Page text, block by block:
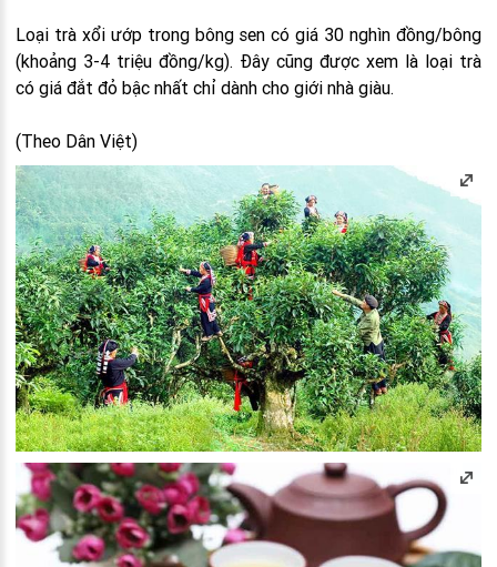
Loại trà xổi ướp trong bông sen có giá 30 nghìn đồng/bông
(khoảng 3-4 triệu đồng/kg). Đây cũng được xem là loại trà
có giá đắt đỏ bậc nhất chỉ dành cho giới nhà giàu.
(Theo Dân Việt)